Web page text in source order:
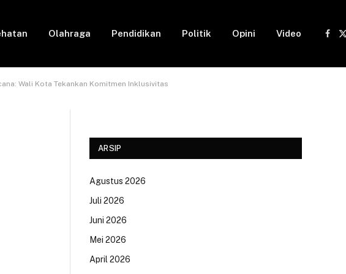
Olahraga Pendidikan Politik Opini Video
Wali Kota Tekankan Komitmen Inklusivitas
ARSIP
Agustus 2026
Juli 2026
Juni 2026
Mei 2026
April 2026